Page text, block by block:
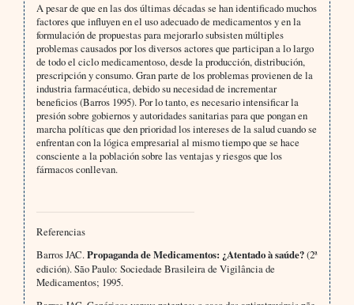
A pesar de que en las dos últimas décadas se han identificado muchos
factores que influyen en el uso adecuado de medicamentos y en la
formulación de propuestas para mejorarlo subsisten múltiples
problemas causados por los diversos actores que participan a lo largo
de todo el ciclo medicamentoso, desde la producción, distribución,
prescripción y consumo. Gran parte de los problemas provienen de la
industria farmacéutica, debido su necesidad de incrementar
beneficios (Barros 1995). Por lo tanto, es necesario intensificar la
presión sobre gobiernos y autoridades sanitarias para que pongan en
marcha políticas que den prioridad los intereses de la salud cuando se
enfrentan con la lógica empresarial al mismo tiempo que se hace
consciente a la población sobre las ventajas y riesgos que los
fármacos conllevan.
Referencias
Barros JAC.Propaganda de Medicamentos: ¿Atentado à saúde?(2ª
edición).São Paulo: Sociedade Brasileira de Vigilância de
Medicamentos; 1995.